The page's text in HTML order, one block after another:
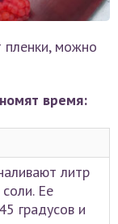
можно
время:
литр
Ее
градусов и